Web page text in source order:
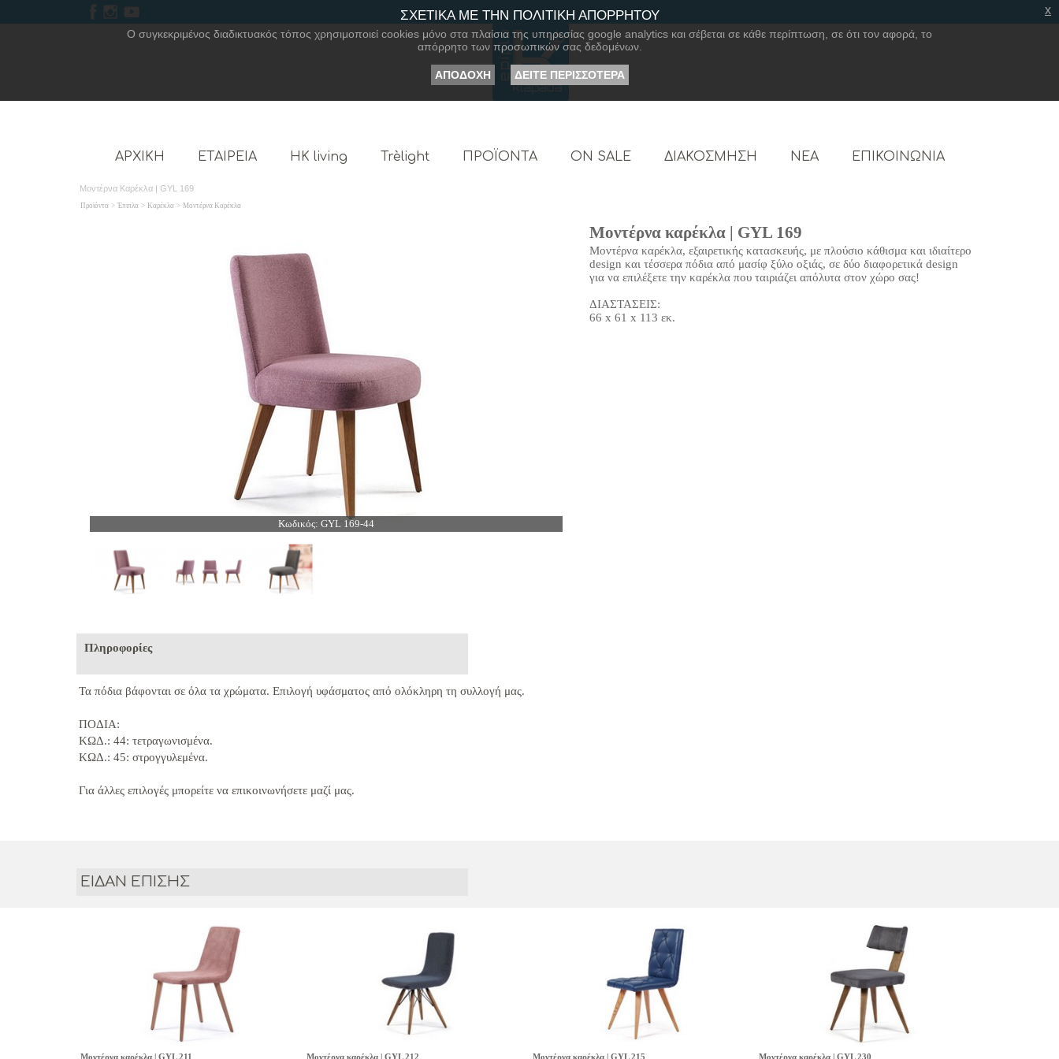
ΑΡΧΙΚΗ ΕΤΑΙΡΕΙΑ HK living Trèlight ΠΡΟΪΟΝΤΑ ON SALE ΔΙΑΚΟΣΜΗΣΗ ΝΕΑ ΕΠΙΚΟΙΝΩΝΙΑ
Μοντέρνα Καρέκλα | GYL 169
Προϊόντα > Έπιπλα > Καρέκλα > Μοντέρνα Καρέκλα
Κωδικός: GYL 169-44
Μοντέρνα καρέκλα | GYL 169
Μοντέρνα καρέκλα, εξαιρετικής κατασκευής, με πλούσιο κάθισμα και ιδιαίτερο
design και τέσσερα πόδια από μασίφ ξύλο οξιάς, σε δύο διαφορετικά design
για να επιλέξετε την καρέκλα που ταιριάζει απόλυτα στον χώρο σας!
ΔΙΑΣΤΑΣΕΙΣ:
66 x 61 x 113 εκ.
Πληροφορίες
Τα πόδια βάφονται σε όλα τα χρώματα. Επιλογή υφάσματος από ολόκληρη τη συλλογή μας.
ΠΟΔΙΑ:
ΚΩΔ.: 44: τετραγωνισμένα.
ΚΩΔ.: 45: στρογγυλεμένα.
Για άλλες επιλογές μπορείτε να επικοινωνήσετε μαζί μας.
ΕΙΔΑΝ ΕΠΙΣΗΣ
Μοντέρνα καρέκλα | GYL 211 Μοντέρνα καρέκλα | GYL 212 Μοντέρνα καρέκλα | GYL 215 Μοντέρνα καρέκλα | GYL 230
ΣΧΕΤΙΚΑ ΜΕ ΤΗΝ ΠΟΛΙΤΙΚΗ ΑΠΟΡΡΗΤΟΥ
Ο συγκεκριμένος διαδικτυακός τόπος χρησιμοποιεί cookies μόνο στα πλαίσια της υπηρεσίας google analytics και σέβεται σε κάθε περίπτωση, σε ότι τον αφορά, το
απόρρητο των προσωπικών σας δεδομένων.
ΑΠΟΔΟΧΗ ΔΕΙΤΕ ΠΕΡΙΣΣΟΤΕΡΑ
x